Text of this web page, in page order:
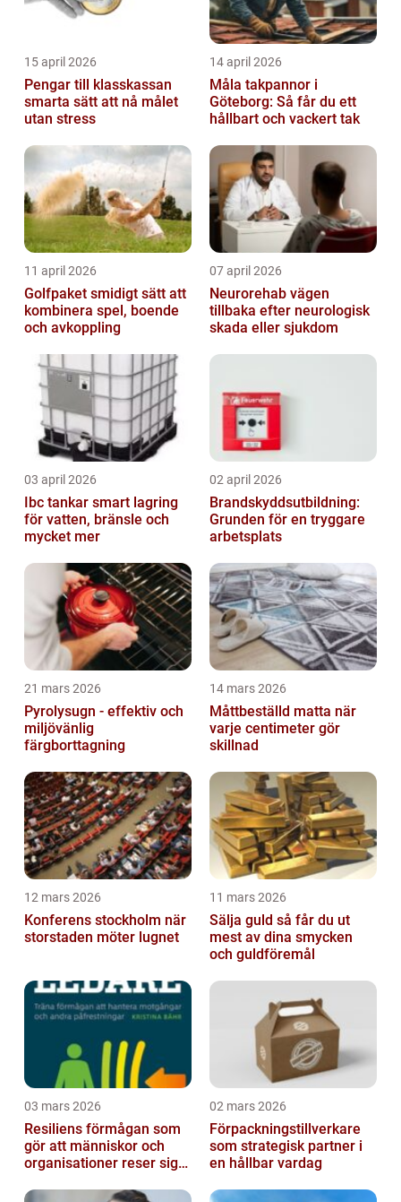
15 april 2026
Pengar till klasskassan
smarta sätt att nå målet
utan stress
14 april 2026
Måla takpannor i
Göteborg: Så får du ett
hållbart och vackert tak
11 april 2026
Golfpaket smidigt sätt att
kombinera spel, boende
och avkoppling
07 april 2026
Neurorehab vägen
tillbaka efter neurologisk
skada eller sjukdom
03 april 2026
Ibc tankar smart lagring
för vatten, bränsle och
mycket mer
02 april 2026
Brandskyddsutbildning:
Grunden för en tryggare
arbetsplats
21 mars 2026
Pyrolysugn - effektiv och
miljövänlig
färgborttagning
14 mars 2026
Måttbeställd matta när
varje centimeter gör
skillnad
12 mars 2026
Konferens stockholm när
storstaden möter lugnet
11 mars 2026
Sälja guld så får du ut
mest av dina smycken
och guldföremål
03 mars 2026
Resiliens förmågan som
gör att människor och
organisationer reser sig
02 mars 2026
Förpackningstillverkare
som strategisk partner i
en hållbar vardag